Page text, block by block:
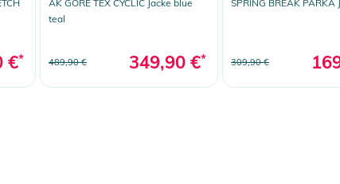
€*
AK GORE TEX CYCLIC Jacke blue
teal
489,90 € 349,90 €*
SPRING BREAK PARKA
309,90 €